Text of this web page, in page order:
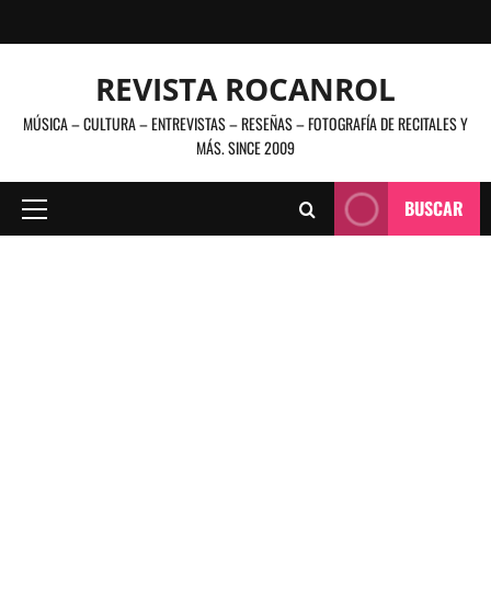
al
REVISTA ROCANROL
MÚSICA – CULTURA – ENTREVISTAS – RESEÑAS – FOTOGRAFÍA DE RECITALES Y
MÁS. SINCE 2009
Menú
BUSCAR